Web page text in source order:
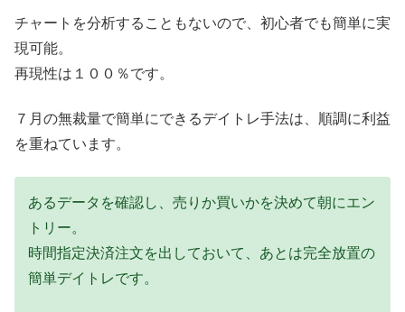
チャートを分析することもないので、初心者でも簡単に実
現可能。
再現性は１００％です。
７月の無裁量で簡単にできるデイトレ手法は、順調に利益
を重ねています。
あるデータを確認し、売りか買いかを決めて朝にエン
トリー。
時間指定決済注文を出しておいて、あとは完全放置の
簡単デイトレです。